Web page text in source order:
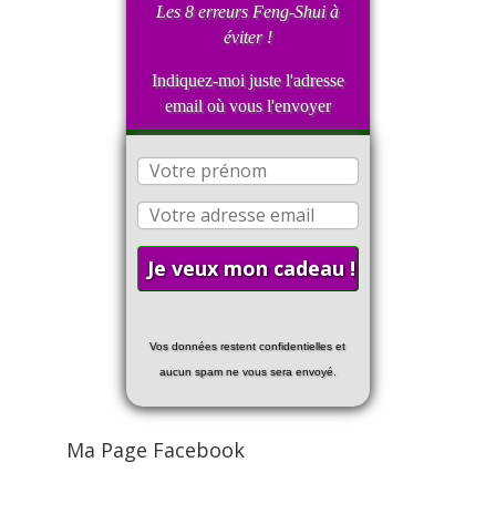
Les 8 erreurs Feng-Shuià
éviter !
Indiquez-moi juste l'adresse
email où vous l'envoyer
Vos données restent confidentielles et
aucun spam ne vous sera envoyé.
Ma Page Facebook